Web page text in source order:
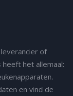
of
het allemaal:
en vind de